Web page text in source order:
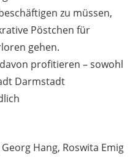
zu müssen,
Pöstchen für
gehen.
profitieren – sowohl
Darmstadt
Hang, Roswita Emig